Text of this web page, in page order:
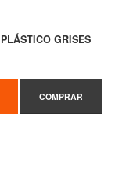
GRISES
COMPRAR